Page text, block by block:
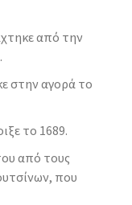
από την
στην αγορά το
το 1689.
από τους
που